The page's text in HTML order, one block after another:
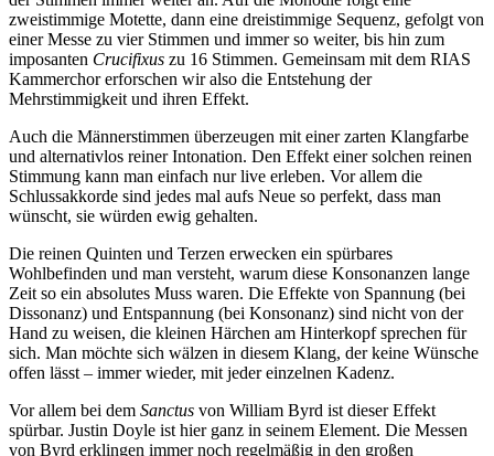
zweistimmige Motette, dann eine dreistimmige Sequenz, gefolgt von
einer Messe zu vier Stimmen und immer so weiter, bis hin zum
imposanten Crucifixus zu 16 Stimmen. Gemeinsam mit dem RIAS
Kammerchor erforschen wir also die Entstehung der
Mehrstimmigkeit und ihren Effekt.
Auch die Männerstimmen überzeugen mit einer zarten Klangfarbe
und alternativlos reiner Intonation. Den Effekt einer solchen reinen
Stimmung kann man einfach nur live erleben. Vor allem die
Schlussakkorde sind jedes mal aufs Neue so perfekt, dass man
wünscht, sie würden ewig gehalten.
Die reinen Quinten und Terzen erwecken ein spürbares
Wohlbefinden und man versteht, warum diese Konsonanzen lange
Zeit so ein absolutes Muss waren. Die Effekte von Spannung (bei
Dissonanz) und Entspannung (bei Konsonanz) sind nicht von der
Hand zu weisen, die kleinen Härchen am Hinterkopf sprechen für
sich. Man möchte sich wälzen in diesem Klang, der keine Wünsche
offen lässt – immer wieder, mit jeder einzelnen Kadenz.
Vor allem bei dem Sanctus von William Byrd ist dieser Effekt
spürbar. Justin Doyle ist hier ganz in seinem Element. Die Messen
von Byrd erklingen immer noch regelmäßig in den großen